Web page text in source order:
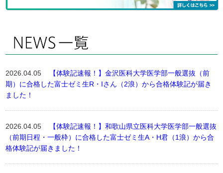
2026.04.05
【体験記速報！】金沢医科大学医学部一般選抜（前
期）に合格した富士ゼミ生R・Iさん（2浪）から合格体験記が届き
ました！
2026.04.05
【体験記速報！】和歌山県立医科大学医学部一般選抜
（前期日程・一般枠）に合格した富士ゼミ生A・H君（1浪）から合
格体験記が届きました！